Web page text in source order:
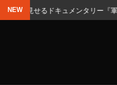
NEW
キュメンタリー『軍服を着た神様』